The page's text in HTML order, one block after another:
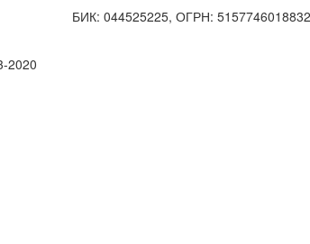
БИК: 044525225, ОГРН: 5157746018832
2020